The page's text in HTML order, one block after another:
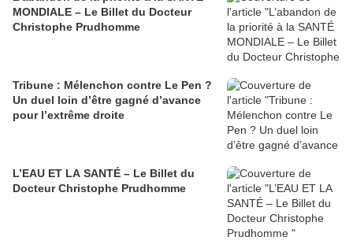
MONDIALE – Le Billet du Docteur
Christophe Prudhomme
Tribune : Mélenchon contre Le Pen ?
Un duel loin d’être gagné d’avance
pour l’extrême droite
L’EAU ET LA SANTÉ – Le Billet du
Docteur Christophe Prudhomme